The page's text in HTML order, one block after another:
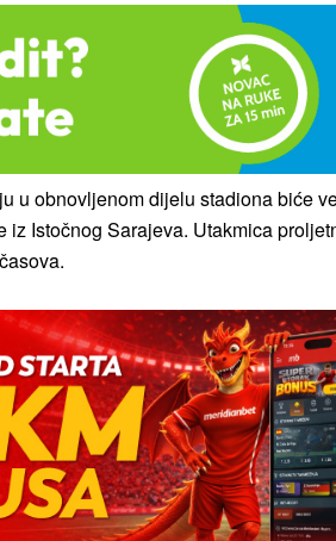
u obnovljenom dijelu stadiona biće
iz Istočnog Sarajeva. Utakmica